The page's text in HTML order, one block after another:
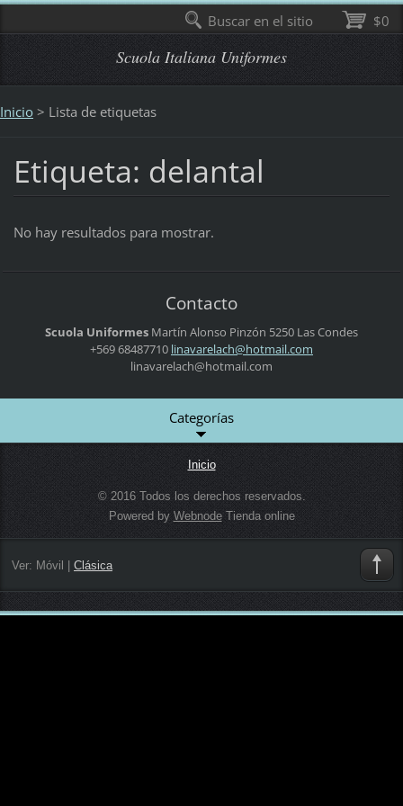
Scuola Italiana Uniformes
Inicio > Lista de etiquetas
Etiqueta: delantal
No hay resultados para mostrar.
Contacto
Scuola Uniformes Martín Alonso Pinzón 5250 Las Condes
+569 68487710 linavarelach@hotmail.com
linavarelach@hotmail.com
Categorías
Inicio
© 2016 Todos los derechos reservados.
Powered by WebnodeTienda online
Ver: Móvil Clásica
$0
Buscar en el sitio